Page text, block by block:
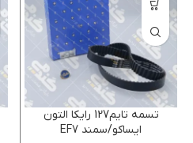
تسمه تايم127 رايكا التون
ايساكو/سمند EF7